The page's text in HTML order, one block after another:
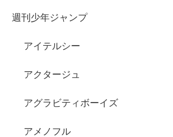
週刊少年ジャンプ
アイテルシー
アクタージュ
アグラビティボーイズ
アメノフル